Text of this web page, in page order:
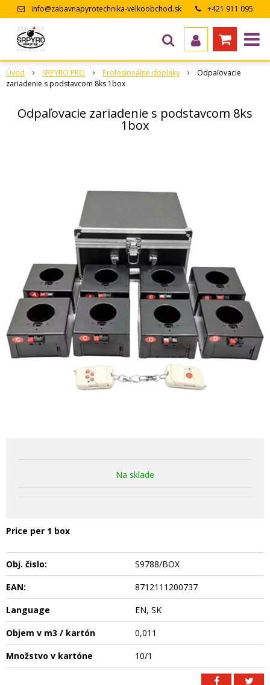
info@zabavnapyrotechnika-velkoobchod.sk
+421 911 095
Úvod SRPYRO PRO Profesionálne doplnky
Odpaľovacie
zariadenie s podstavcom 8ks 1box
Odpaľovacie zariadenie s podstavcom 8ks
1box
Na sklade
Price per 1 box
Obj. čislo:
S9788/BOX
EAN:
8712111200737
Language
EN, SK
Objem v m3 / kartón
0,011
Množstvo v kartóne
10/1